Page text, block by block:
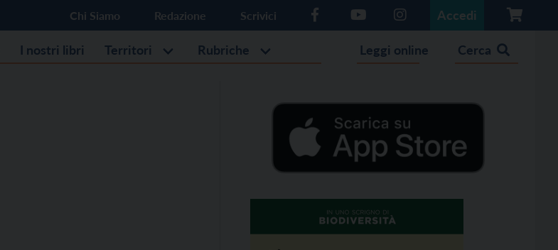
Chi Siamo Redazione Scrivici Accedi
I nostri libri Territori Rubriche Leggi online Cerca